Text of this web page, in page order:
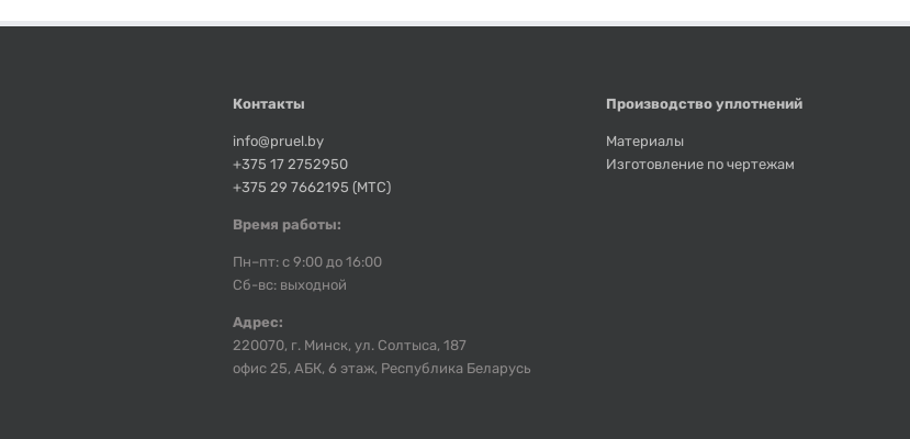
Контакты
info@pruel.by
+375 17 2752950
+375 29 7662195 (МТС)
Время работы:
Пн–пт: с 9:00 до 16:00
Сб-вс: выходной
Адрес:
220070, г. Минск, ул. Солтыса, 187
офис 25, АБК, 6 этаж, Республика Беларусь
Производство уплотнений
Материалы
Изготовление по чертежам